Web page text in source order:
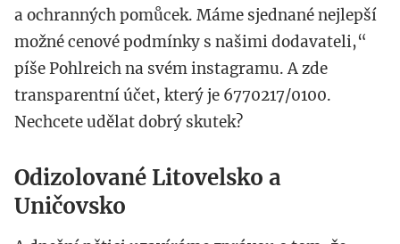
a ochranných pomůcek. Máme sjednané nejlepší
možné cenové podmínky s našimi dodavateli,“
píše Pohlreich na svém instagramu. A zde
transparentní účet, který je 6770217/0100.
Nechcete udělat dobrý skutek?
Odizolované Litovelsko a
Uničovsko